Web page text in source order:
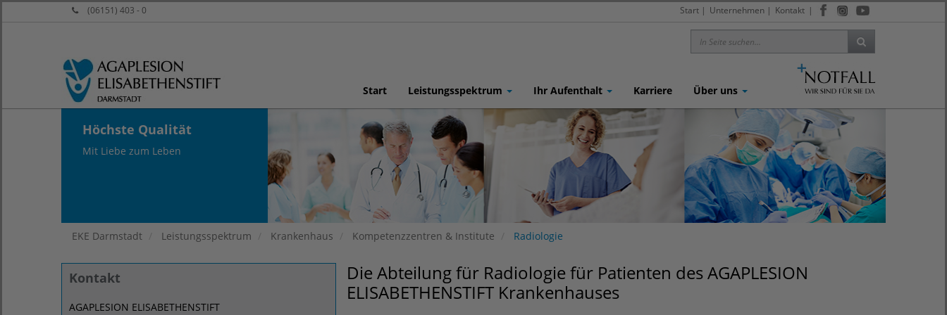
(06151) 403 - 0 |
Start | Unternehmen | Kontakt
Start Leistungsspektrum Ihr Aufenthalt Karriere Über uns
Höchste Qualität
Mit Liebe zum Leben
EKE Darmstadt Leistungsspektrum Krankenhaus Kompetenzzentren & Institute Radiologie
Kontakt
AGAPLESION ELISABETHENSTIFT
Die Abteilung für Radiologie für Patienten des AGAPLESION
ELISABETHENSTIFT Krankenhauses